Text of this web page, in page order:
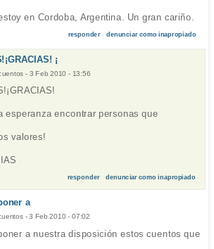
en Cordoba, Argentina. Un gran cariño.
responder denunciar como inapropiado
¡
- 3 Feb 2010 - 13:56
esperanza encontrar personas que
valores!
responder denunciar como inapropiado
a
-3 Feb 2010 - 07:02
a nuestra disposición estos cuentos que